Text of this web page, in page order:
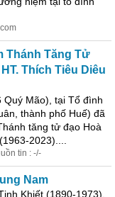
Thánh Tăng Tử
Thích Tiêu Diêu
Quý Mão), tại Tổ đình
thành phố Huế) đã
tăng tử đạo Hoà
2023)....
tin : -/-
Nam
Khiết (1890-1973),